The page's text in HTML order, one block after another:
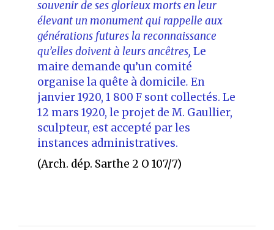
souvenir de ses glorieux morts en leur
élevant un monument qui rappelle aux
générations futures la reconnaissance
qu’elles doivent à leurs ancêtres,Le
maire demande qu’un comité
organise la quête à domicile.En
janvier 1920, 1 800 F sont collectés. Le
12 mars 1920, le projet de M. Gaullier,
sculpteur, est accepté par les
instances administratives.
(Arch. dép. Sarthe 2 O 107/7)